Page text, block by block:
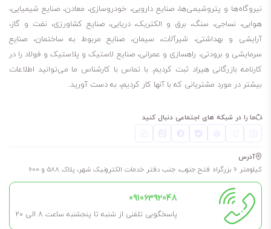
نیروگاه‌ها و پتروشیمی‌ها، صنایع دارویی، خودروسازی، معادن، صنایع شیمیایی،
هوایی، نساجی، سنگ، برق و الکتریک، دریایی، صنایع کشاورزی، نفت و گاز،
آرایشی و بهداشتی، شیرآلات، سیمان، صنایع مربوط به ساختمان، صنایع
سرمایشی و برودتی، راهسازی و عمرانی، صنایع لاستیک و پلاستیک و فولاد را در
کارنامه بازرگانی هیراد ثبت کردیم. با تماس با کارشناس ما می‌توانید اطلاعات
بیشتر در مورد مشتریانی که با آنها کار کردیم، به دست آورید.
ما را در شبکه های اجتماعی دنبال کنید
آدرس
کیلومتر 6 بزرگراه فتح جنوب، جنب دفتر خدمات الکترونیک شهر، پلاک 588 و 600
09106392048
پاسخگویی تلفنی از شنبه تا پنجشنبه ساعت 8 الی ۲۰